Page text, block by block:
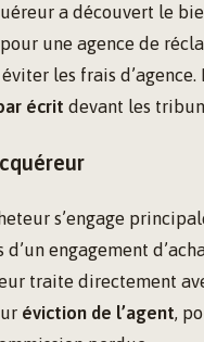
a découvert le
une agence de
les frais
écrit devant les
s’engage
engagement
traite directement
éviction de l’agent,